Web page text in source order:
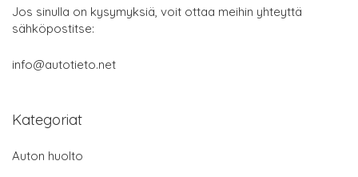
Jos sinulla on kysymyksiä, voit ottaa meihin yhteyttä
sähköpostitse:
info@autotieto.net
Kategoriat
Auton huolto